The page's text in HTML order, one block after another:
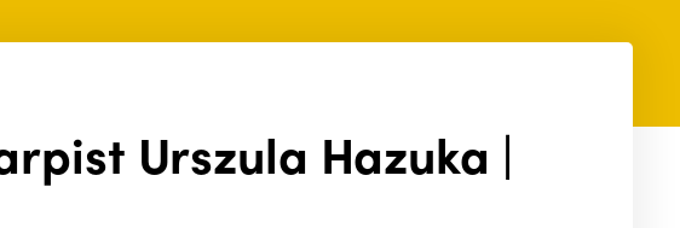
Urszula Hazuka |